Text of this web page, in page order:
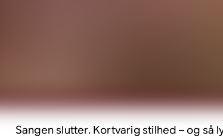
Sangen slutter. Kortvarig stilhed – og så